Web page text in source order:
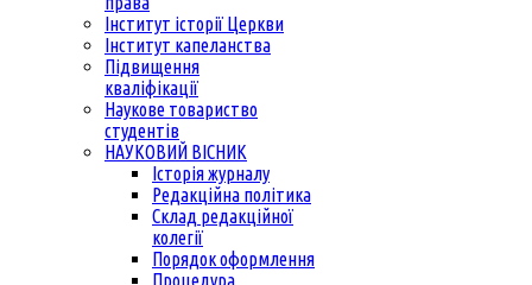
Інститут історії Церкви
Інститут капеланства
Підвищення
кваліфікації
Наукове товариство
студентів
НАУКОВИЙ ВІСНИК
Історія журналу
Редакційна політика
Склад редакційної
колегії
Порядок оформлення
Процедура